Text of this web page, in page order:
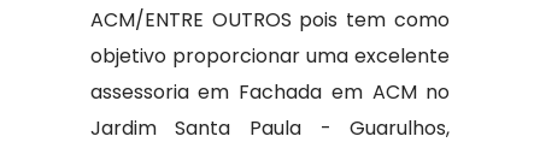
ACM/ENTRE OUTROS pois tem como
objetivo proporcionar uma excelente
assessoria em Fachada em ACM no
Jardim Santa Paula - Guarulhos,